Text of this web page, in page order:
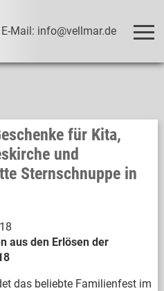
E-Mail: info@vellmar.de
für Kita,
und
Sternschnuppe in
aus den Erlösen der
das beliebte Familienfest im